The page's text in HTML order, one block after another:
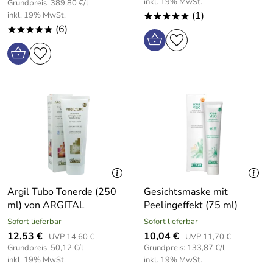
Grundpreis: 389,80 €/l
inkl. 19% MwSt.
***** (6)
***** (1)
Argil Tubo Tonerde (250
ml) von ARGITAL
Sofort lieferbar
12,53 €
UVP 14,60 €
Grundpreis: 50,12 €/l
inkl. 19% MwSt.
Gesichtsmaske mit
Peelingeffekt (75 ml)
Sofort lieferbar
10,04 €
UVP 11,70 €
Grundpreis: 133,87 €/l
inkl. 19% MwSt.